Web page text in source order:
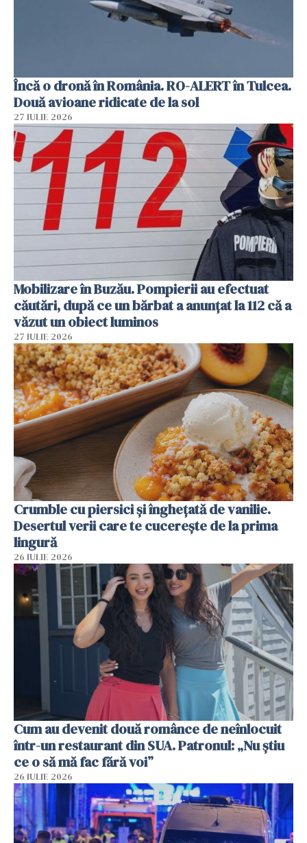
Încă o dronă în România. RO-ALERT în Tulcea.
Două avioane ridicate de la sol
27 IULIE 2026
Mobilizare în Buzău. Pompierii au efectuat
căutări, după ce un bărbat a anunțat la 112 că a
văzut un obiect luminos
27 IULIE 2026
Crumble cu piersici și înghețată de vanilie.
Desertul verii care te cucerește de la prima
lingură
26 IULIE 2026
Cum au devenit două românce de neînlocuit
într-un restaurant din SUA. Patronul: „Nu știu
ce o să mă fac fără voi”
26 IULIE 2026